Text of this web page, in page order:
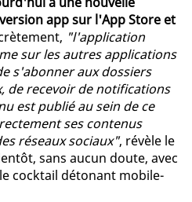
app sur l'App Store et
"l'application
sur les autres applications
s'abonner aux dossiers
de recevoir de notifications
est publié au sein de ce
ses contenus
réseaux sociaux", révèle le
sans aucun doute, avec
cocktail détonant mobile-